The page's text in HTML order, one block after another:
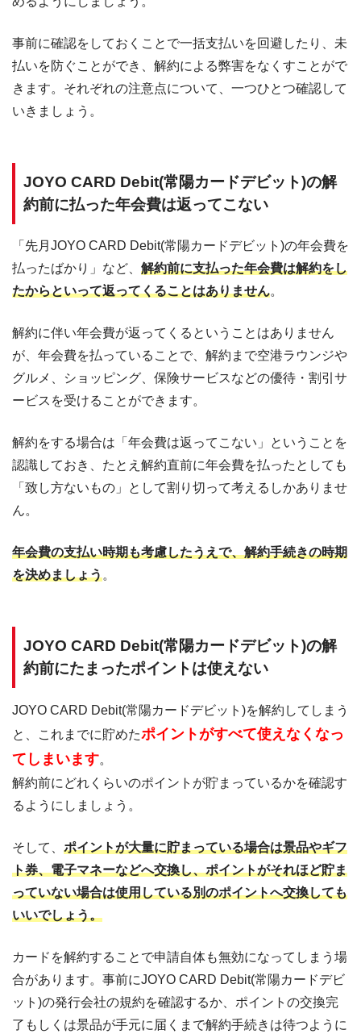
事前に確認をしておくことで一括支払いを回避したり、未
払いを防ぐことができ、解約による弊害をなくすことがで
きます。それぞれの注意点について、一つひとつ確認して
いきましょう。
JOYO CARD Debit(常陽カードデビット)の解
約前に払った年会費は返ってこない
「先月JOYO CARD Debit(常陽カードデビット)の年会費を
払ったばかり」など、 解約前に支払った年会費は解約をし
たからといって返ってくることはありません。
解約に伴い年会費が返ってくるということはありません
が、年会費を払っていることで、解約まで空港ラウンジや
グルメ、ショッピング、保険サービスなどの優待・割引サ
ービスを受けることができます。
解約をする場合は「年会費は返ってこない」ということを
認識しておき、たとえ解約直前に年会費を払ったとしても
「致し方ないもの」として割り切って考えるしかありませ
ん。
年会費の支払い時期も考慮したうえで、解約手続きの時期
を決めましょう。
JOYO CARD Debit(常陽カードデビット)の解
約前にたまったポイントは使えない
JOYO CARD Debit(常陽カードデビット)を解約してしまう
と、これまでに貯めたポイントがすべて使えなくなっ
てしまいます。
解約前にどれくらいのポイントが貯まっているかを確認す
るようにしましょう。
そして、 ポイントが大量に貯まっている場合は景品やギフ
ト券、電子マネーなどへ交換し、ポイントがそれほど貯ま
っていない場合は使用している別のポイントへ交換しても
いいでしょう。
カードを解約することで申請自体も無効になってしまう場
合があります。事前にJOYO CARD Debit(常陽カードデビ
ット)の発行会社の規約を確認するか、ポイントの交換完
了もしくは景品が手元に届くまで解約手続きは待つように